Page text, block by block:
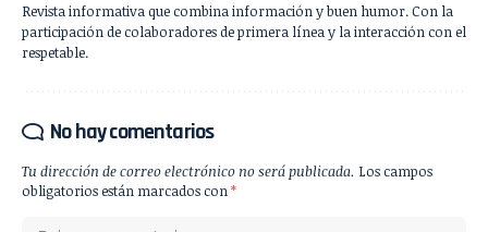
Revista informativa que combina información y buen humor. Con la
participación de colaboradores de primera línea y la interacción con el
respetable.
No hay comentarios
Tu dirección de correo electrónico no será publicada. Los campos
obligatorios están marcados con*